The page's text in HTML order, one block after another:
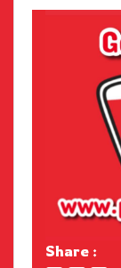
Share :